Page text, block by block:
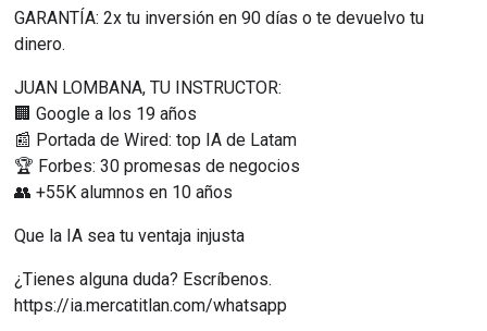
GARANTÍA: 2x tu inversión en 90 días o te devuelvo tu
dinero.
JUAN LOMBANA, TU INSTRUCTOR:
🏢 Google a los 19 años
📰 Portada de Wired: top IA de Latam
🏆 Forbes: 30 promesas de negocios
👥 +55K alumnos en 10 años
Que la IA sea tu ventaja injusta
¿Tienes alguna duda? Escríbenos.
https://ia.mercatitlan.com/whatsapp